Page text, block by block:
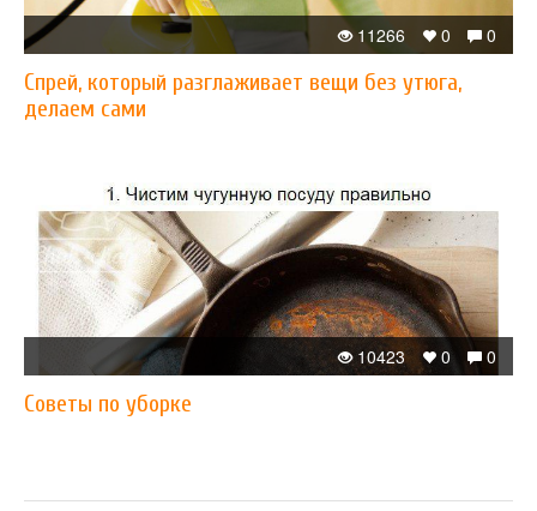
0
0
11266
Спрей, который разглаживает вещи без утюга,
делаем сами
0
0
10423
Советы по уборке